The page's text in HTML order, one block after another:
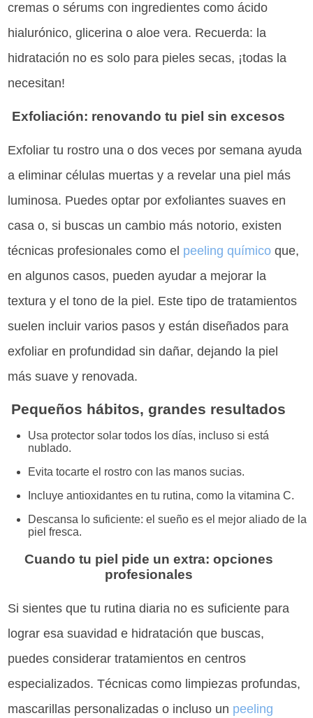
cremas o sérums con ingredientes como ácido
hialurónico, glicerina o aloe vera. Recuerda: la
hidratación no es solo para pieles secas, ¡todas la
necesitan!
Exfoliación: renovando tu piel sin excesos
Exfoliar tu rostro una o dos veces por semana ayuda
a eliminar células muertas y a revelar una piel más
luminosa. Puedes optar por exfoliantes suaves en
casa o, si buscas un cambio más notorio, existen
técnicas profesionales como el peeling químico que,
en algunos casos, pueden ayudar a mejorar la
textura y el tono de la piel. Este tipo de tratamientos
suelen incluir varios pasos y están diseñados para
exfoliar en profundidad sin dañar, dejando la piel
más suave y renovada.
Pequeños hábitos, grandes resultados
Usa protector solar todos los días, incluso si está
nublado.
Evita tocarte el rostro con las manos sucias.
Incluye antioxidantes en tu rutina, como la vitamina C.
Descansa lo suficiente: el sueño es el mejor aliado de la
piel fresca.
Cuando tu piel pide un extra: opciones
profesionales
Si sientes que tu rutina diaria no es suficiente para
lograr esa suavidad e hidratación que buscas,
puedes considerar tratamientos en centros
especializados. Técnicas como limpiezas profundas,
mascarillas personalizadas o incluso un peeling